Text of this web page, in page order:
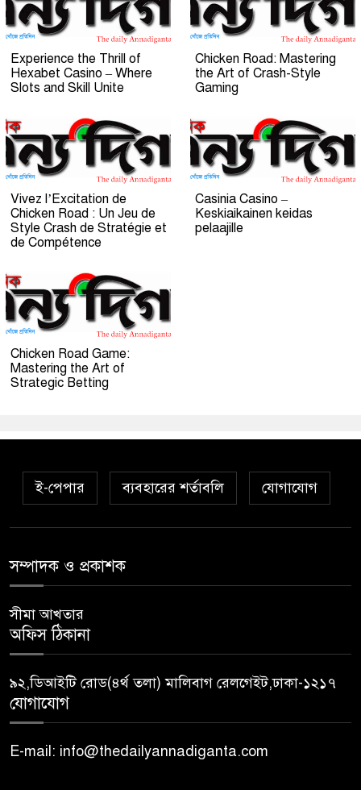
Experience the Thrill of
Hexabet Casino – Where
Slots and Skill Unite
Chicken Road: Mastering
the Art of Crash-Style
Gaming
Vivez l’Excitation de
Chicken Road : Un Jeu de
Style Crash de Stratégie et
de Compétence
Casinia Casino –
Keskiaikainen keidas
pelaajille
Chicken Road Game:
Mastering the Art of
Strategic Betting
ই-পেপার ব্যবহারের শর্তাবলি যোগাযোগ
সম্পাদক ও প্রকাশক
সীমা আখতার
অফিস ঠিকানা
৯২,ডিআইটি রোড(৪র্থ তলা) মালিবাগ রেলগেইট,ঢাকা-১২১৭
যোগাযোগ
E-mail: info@thedailyannadiganta.com